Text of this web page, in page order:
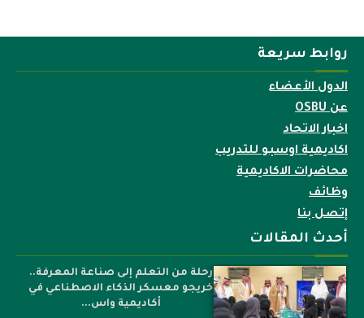
روابط سريعة
الدول الأعضاء
عن OSBU
اخبار الاتحاد
اكاديمية اوسبو للتدريب
محاضرات الاكاديمية
وظائف
إتصل بنا
أحدث المقالات
رحلة من التعلم إلى صناعة المعرفة..
خريجو معسكر الذكاء الاصطناعي في
أكاديمية واس...